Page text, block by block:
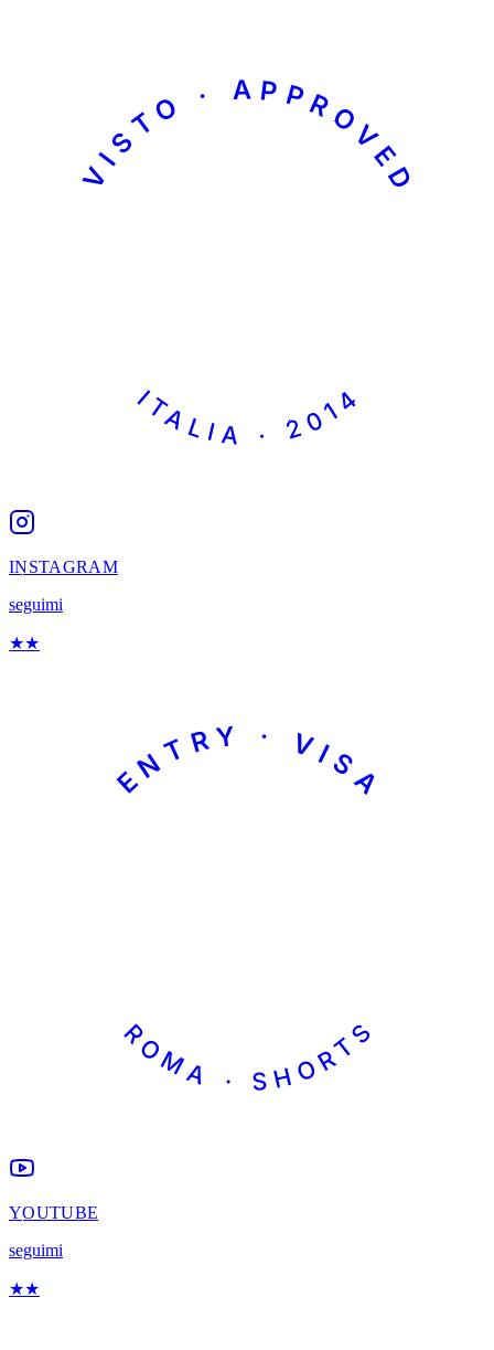
VISTO · APPROVED
ITALIA · 2014
INSTAGRAM
seguimi
★★
ENTRY · VISA
ROMA · SHORTS
YOUTUBE
seguimi
★★